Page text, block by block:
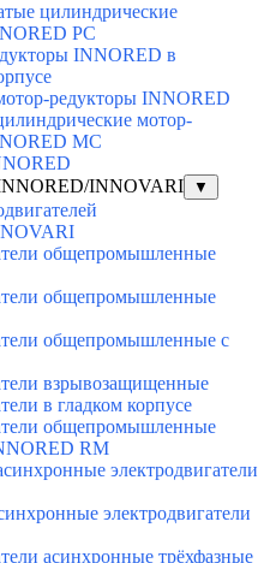
цилиндрические
PC
INNORED в
редукторы INNORED
мотор-
MC
INNOVARI
▼
общепромышленные
общепромышленные
общепромышленные с
взрывозащищенные
в гладком корпусе
общепромышленные
RM
электродвигатели
электродвигатели
асинхронные трёхфазные